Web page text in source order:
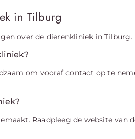
in Tilburg
over de dierenkliniek in Tilburg.
om vooraf contact op te
Raadpleeg de website van